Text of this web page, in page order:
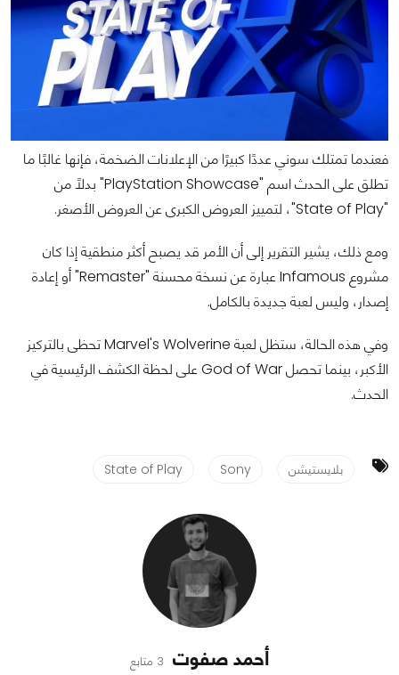
فعندما تمتلك سوني عددًا كبيرًا من الإعلانات الضخمة، فإنها غالبًا ما
تطلق على الحدث اسم "PlayStation Showcase" بدلًا من
"State of Play"، لتمييز العروض الكبرى عن العروض الأصغر.
ومع ذلك، يشير التقرير إلى أن الأمر قد يصبح أكثر منطقية إذا كان
مشروع Infamous عبارة عن نسخة محسنة "Remaster" أو إعادة
إصدار، وليس لعبة جديدة بالكامل.
وفي هذه الحالة، ستظل لعبة Marvel's Wolverine تحظى بالتركيز
الأكبر، بينما تحصل God of War على لحظة الكشف الرئيسية في
الحدث.
بلايستيشن Sony
State of Play
أحمد صفوت 3 متابع